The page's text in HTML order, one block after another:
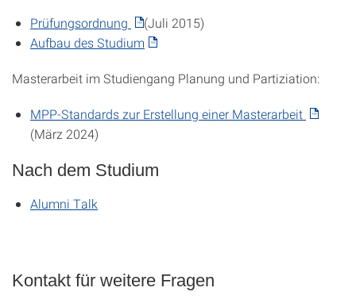
Prüfungsordnung
(Juli 2015)
Aufbau des Studium
Masterarbeit im Studiengang Planung und Partiziation:
MPP-Standards zur Erstellung einer Masterarbeit
(März 2024)
Nach dem Studium
Alumni Talk
Kontakt für weitere Fragen